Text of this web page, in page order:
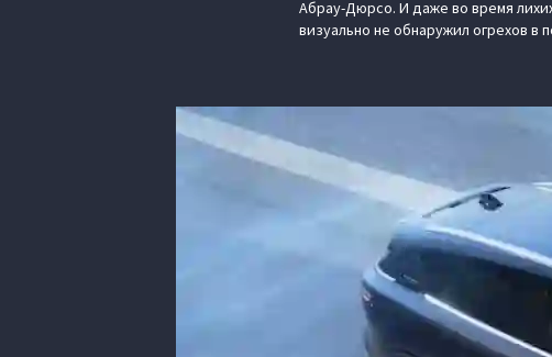
Абрау-Дюрсо. И даже во время
визуально не обнаружил огрехов в